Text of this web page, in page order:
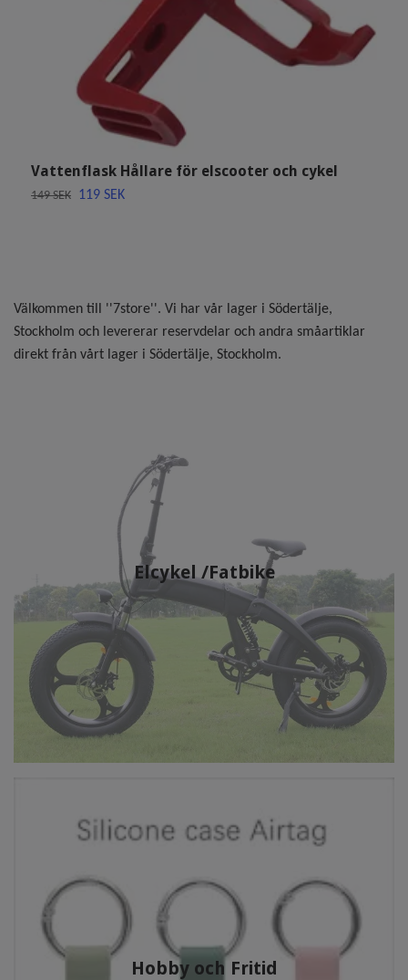
Välkommen till ''7store''. Vi har vår lager i Södertälje,
Stockholm och levererar reservdelar och andra småartiklar
direkt från vårt lager i Södertälje, Stockholm.
Elcykel /Fatbike
Hobby och Fritid
Vattenflask Hållare för elscooter och cykel
149 SEK 119 SEK